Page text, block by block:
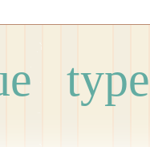
type